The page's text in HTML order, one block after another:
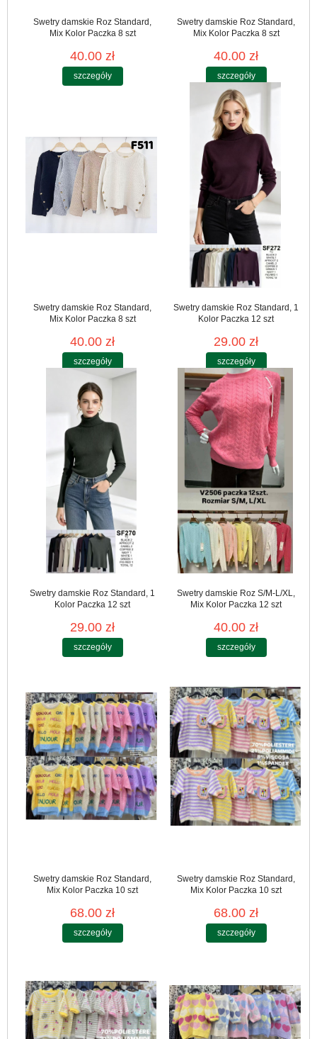
Swetry damskie Roz Standard,
Mix Kolor Paczka 8 szt
40.00 zł
szczegóły
Swetry damskie Roz Standard,
Mix Kolor Paczka 8 szt
40.00 zł
szczegóły
Swetry damskie Roz Standard,
Mix Kolor Paczka 8 szt
40.00 zł
szczegóły
Swetry damskie Roz Standard, 1
Kolor Paczka 12 szt
29.00 zł
szczegóły
Swetry damskie Roz Standard, 1
Kolor Paczka 12 szt
29.00 zł
szczegóły
Swetry damskie Roz S/M-L/XL,
Mix Kolor Paczka 12 szt
40.00 zł
szczegóły
Swetry damskie Roz Standard,
Mix Kolor Paczka 10 szt
68.00 zł
szczegóły
Swetry damskie Roz Standard,
Mix Kolor Paczka 10 szt
68.00 zł
szczegóły